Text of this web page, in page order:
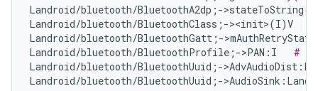
Landroid/bluetooth/BluetoothA2dp;-
Landroid/bluetooth/BluetoothClass;-><init>(I)V
Landroid/bluetooth/BluetoothGatt;-
Landroid/bluetooth/BluetoothProfile;->PAN:I #
Landroid/bluetooth/BluetoothUuid;-
Landroid/bluetooth/BluetoothUuid;-